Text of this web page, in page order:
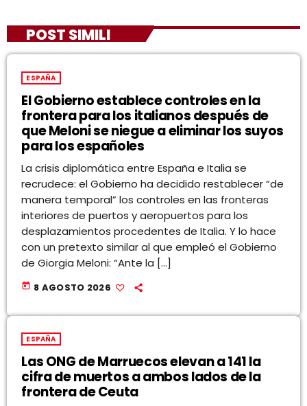
POST SIMILI
ESPAÑA
El Gobierno establece controles en la
frontera para los italianos después de
que Meloni se niegue a eliminar los suyos
para los españoles
La crisis diplomática entre España e Italia se
recrudece: el Gobierno ha decidido restablecer “de
manera temporal” los controles en las fronteras
interiores de puertos y aeropuertos para los
desplazamientos procedentes de Italia. Y lo hace
con un pretexto similar al que empleó el Gobierno
de Giorgia Meloni: “Ante la […]
today 8 AGOSTO 2026
ESPAÑA
Las ONG de Marruecos elevan a 141 la
cifra de muertos a ambos lados de la
frontera de Ceuta